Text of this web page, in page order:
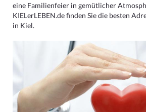
eine Familienfeier in gemütlicher
KIELerLEBEN.de finden Sie die besten
in Kiel.